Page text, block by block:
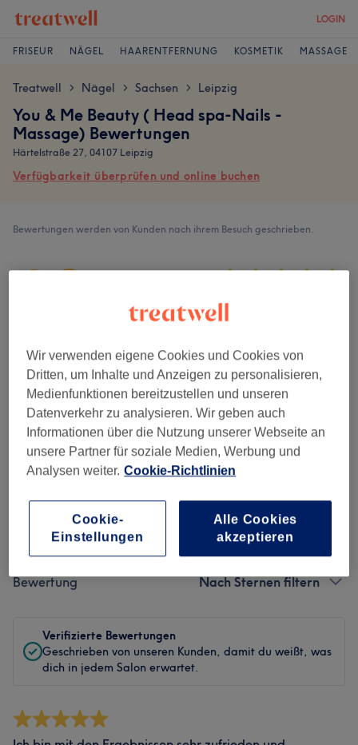
LOGIN
FRISEUR NÄGEL HAARENTFERNUNG KOSMETIK MASSAGE
Treatwell > Nägel > Sachsen > Leipzig
You & Me Beauty ( Head spa-Nails -
Massage) Bewertungen
Härtelstraße 27, 04107 Leipzig
Verfügbarkeit überprüfen und online buchen
Bewertungen werden von Kunden nach ihrem Besuch geschrieben.
4,8
Sauberkeit
Service
Behandlung Alle Bewertungen
Bewertung Nach Sternen filtern
Verifizierte Bewertungen
Geschrieben von unseren Kunden, damit du weißt, was
dich in jedem Salon erwartet.
Wir verwenden eigene Cookies und Cookies von
Dritten, um Inhalte und Anzeigen zu personalisieren,
Medienfunktionen bereitzustellen und unseren
Datenverkehr zu analysieren. Wir geben auch
Informationen über die Nutzung unserer Webseite an
unsere Partner für soziale Medien, Werbung und
Analysen weiter. Cookie-Richtlinien
Cookie-
Einstellungen
Alle Cookies
akzeptieren